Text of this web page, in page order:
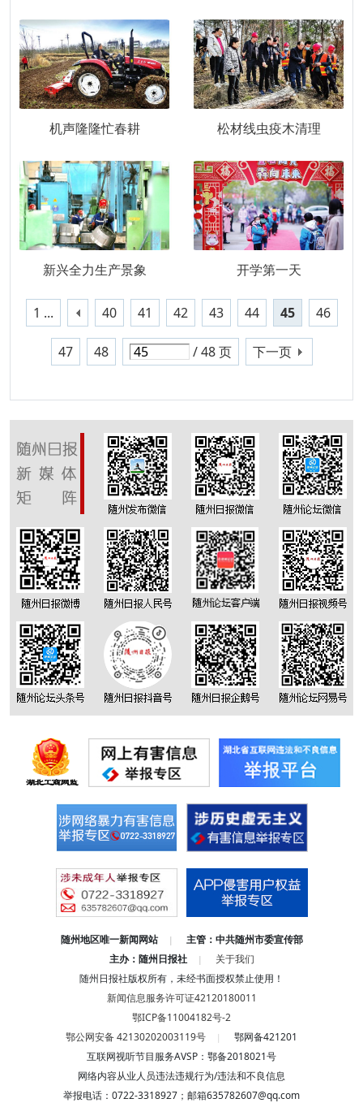
机声隆隆忙春耕 松材线虫疫木清理
新兴全力生产景象 开学第一天
1 ... 40 41 42 43 44 45 46
47 48 / 48 页 下一页
随州地区唯一新闻网站 |
主管：中共随州市委宣传部
主办：随州日报社
|
关于我们
随州日报社版权所有，未经书面授权禁止使用！
新闻信息服务许可证42120180011
鄂ICP备11004182号-2
鄂公网安备 42130202003119号
|
鄂网备421201
互联网视听节目服务AVSP：鄂备2018021号
网络内容从业人员违法违规行为/违法和不良信息
举报电话：0722-3318927 ； 邮箱635782607@qq.com